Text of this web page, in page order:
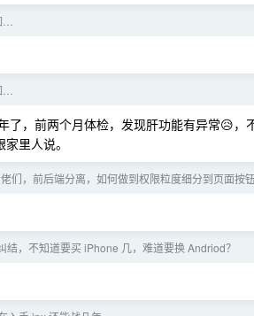
了，前两个月体检，发现肝功能有异常😥，
里人说。
们，前后端分离，如何做到权限粒度细分到页面按钮
结，不知道要买 iPhone 几，难道要换 Andriod？